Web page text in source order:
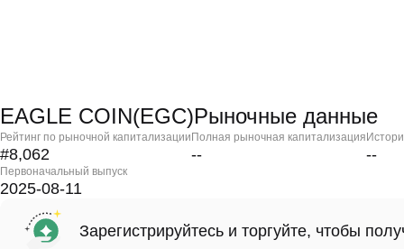
EAGLE COIN(EGC)Рыночные данные
Рейтинг по рыночной капитализации
#8,062
Полная рыночная капитализация
-- --
Первоначальный выпуск
2025-08-11
Зарегистрируйтесь и торгуйте, чтобы